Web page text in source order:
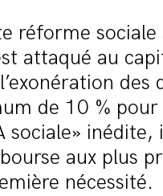
réforme
attaqué au
de 10 %
sociale»
aux plus
nécessité.